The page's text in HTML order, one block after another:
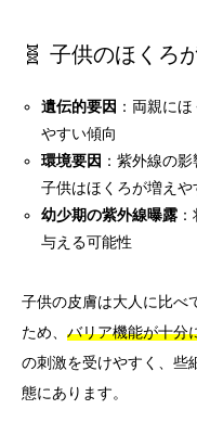
🧬 子供のほくろ
遺伝的要因 ：両親に
やすい傾向
環境要因 ：紫外線の
子供はほくろが増えや
幼少期の紫外線曝露
与える可能性
子供の皮膚は大人に比べ
ため、 バリア機能が十分
の刺激を受けやすく、些
態にあります。